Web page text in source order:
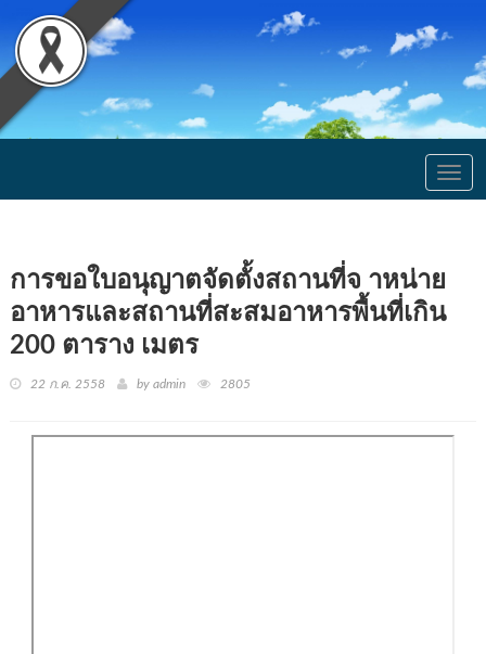
การขอใบอนุญาตจัดตั้งสถานที่จ าหน่าย
อาหารและสถานที่สะสมอาหารพื้นที่เกิน
200 ตาราง เมตร
22 ก.ค. 2558 by admin 2805